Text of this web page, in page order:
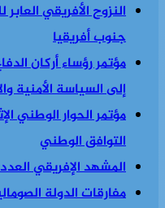
جنوب أفريقيا
إلى السياسة الأمنية
مؤتمر الحوار الوطني
التوافق الوطني
المشهد الإفريقي العدد
مفارقات الدولة